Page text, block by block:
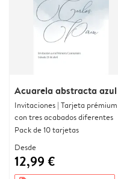
Acuarela abstracta azul
Invitaciones | Tarjeta prémium
con tres acabados diferentes
Pack de 10 tarjetas
Desde
12,99 €